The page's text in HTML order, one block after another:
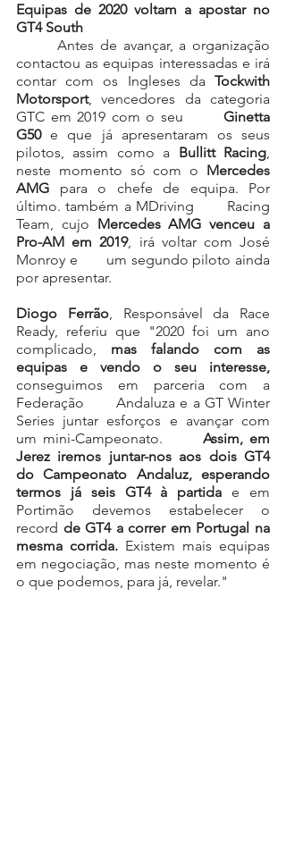
Equipas de 2020 voltam a apostar no
GT4 South
       Antes de avançar, a organização
contactou as equipas interessadas e irá
contar com os Ingleses da Tockwith
Motorsport, vencedores da categoria
GTC em 2019 com o seu Ginetta
G50 e que já apresentaram os seus
pilotos, assim como a Bullitt Racing,
neste momento só com o Mercedes
AMG para o chefe de equipa. Por
último. também a MDriving       Racing
Team, cujo Mercedes AMG venceu a
Pro-AM em 2019, irá voltar com José
Monroy e       um segundo piloto ainda
por apresentar.
Diogo Ferrão, Responsável da Race
Ready, referiu que "2020 foi um ano
complicado, mas falando com as
equipas e vendo o seu interesse,
conseguimos em parceria com a
Federação       Andaluza e a GT Winter
Series juntar esforços e avançar com
um mini-Campeonato.
       Assim, em
Jerez iremos juntar-nos aos dois GT4
do Campeonato Andaluz, esperando
termos já seis GT4 à partida e em
Portimão devemos estabelecer o
record de GT4 a correr em Portugal na
mesma corrida. Existem mais equipas
em negociação, mas neste momento é
o que podemos, para já, revelar."